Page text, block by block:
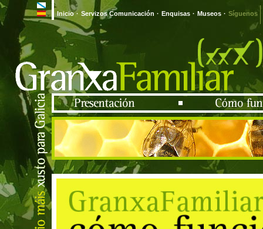
Inicio · Servizos Comunicación · Enquisas · Museos · Síguenos